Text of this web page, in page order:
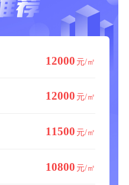
12000 元/㎡
12000 元/㎡
11500 元/㎡
10800 元/㎡